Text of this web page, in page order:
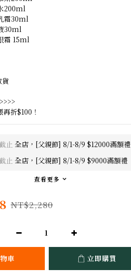
200ml
霜30ml
30ml
霜 15ml
貨
折$100！
止 全店，[父親節] 8/1-8/9 $12000滿額禮
止 全店，[父親節] 8/1-8/9 $9000滿額禮
查看更多
NT$2,280
車 立即購買